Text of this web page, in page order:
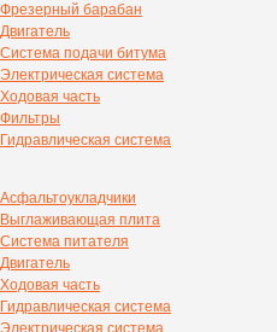
Фрезерный барабан
Двигатель
Система подачи битума
Электрическая система
Ходовая часть
Фильтры
Гидравлическая система
Асфальтоукладчики
Выглаживающая плита
Система питателя
Двигатель
Ходовая часть
Гидравлическая система
Электрическая система